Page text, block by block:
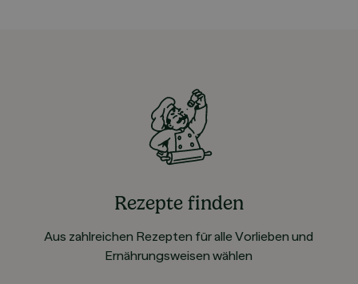
Rezepte finden
Aus zahlreichen Rezepten für alle Vorlieben und
Ernährungsweisen wählen